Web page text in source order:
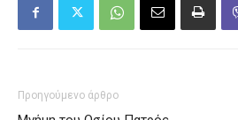
Προηγούμενο άρθρο